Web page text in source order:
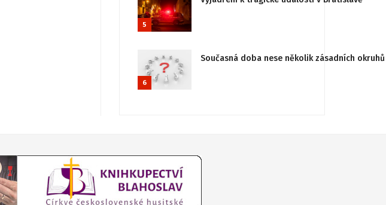
5
6
Současná doba nese několik zásadních